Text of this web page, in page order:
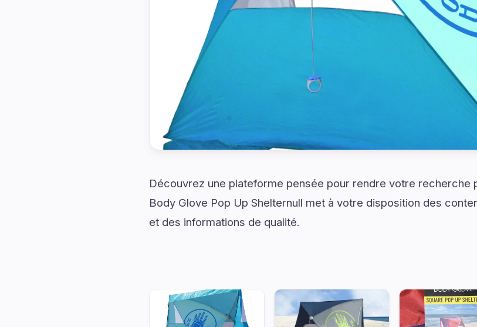
Découvrez une plateforme pensée pour rendre votre recherche
Body Glove Pop Up Shelternull met à votre disposition des
et des informations de qualité.